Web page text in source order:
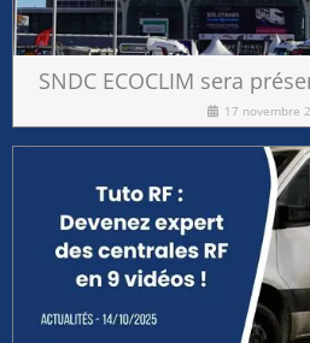
SNDC ECOCLIM sera
17 novembre